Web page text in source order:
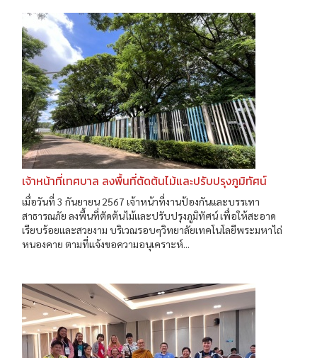
เจ้าหน้าที่เทศบาล ลงพื้นที่ตัดต้นไม้และปรับปรุงภูมิทัศน์
เมื่อวันที่ 3 กันยายน 2567 เจ้าหน้าที่งานป้องกันและบรรเทา
สาธารณภัย ลงพื้นที่ตัดต้นไม้และปรับปรุงภูมิทัศน์ เพื่อให้สะอาด
เรียบร้อยและสวยงาม บริเวณรอบๆวิทยาลัยเทคโนโลยีพระมหาไถ่
หนองคาย ตามที่แจ้งขอความอนุเคราะห์...